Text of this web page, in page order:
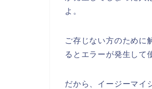
よ。
ご存じない方のために
るとエラーが発生して
だから、イージーマイ